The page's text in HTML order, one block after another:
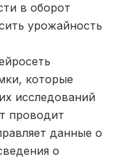
в оборот
урожайность
которые
исследований
проводит
данные о
о